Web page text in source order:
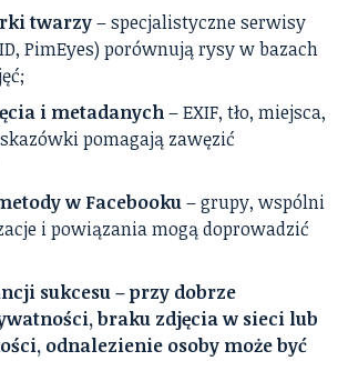
twarzy– specjalistyczne serwisy
PimEyes) porównują rysy w bazach
i metadanych– EXIF, tło, miejsca,
pomagają zawęzić
w Facebooku– grupy, wspólni
i powiązania mogą doprowadzić
sukcesu – przy dobrze
braku zdjęcia w sieci lub
odnalezienie osoby może być